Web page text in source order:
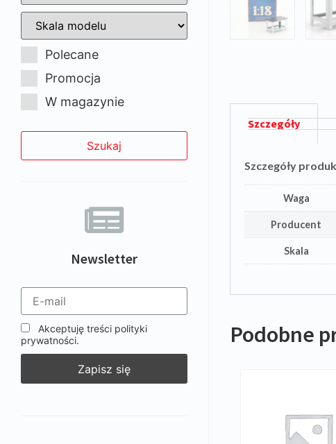
Polecane
Promocja
W magazynie
Newsletter
Akceptuję treści polityki
prywatności.
Szczegóły
Szczegóły
Waga
Producent
Skala
Podobne